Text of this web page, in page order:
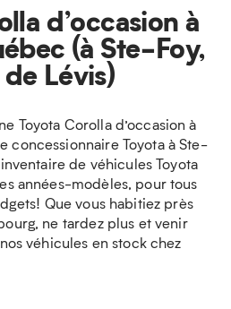
d’occasion à
(à Ste-Foy,
Lévis)
Toyota Corolla d’occasion à
concessionnaire Toyota à Ste-
de véhicules Toyota
années-modèles, pour tous
Que vous habitiez près
ne tardez plus et venir
véhicules en stock chez